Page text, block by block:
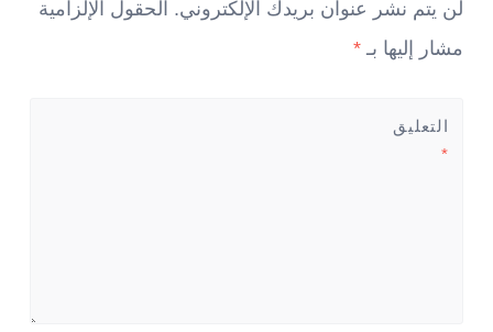
لن يتم نشر عنوان بريدك الإلكتروني. الحقول الإلزامية
مشار إليها بـ *
التعليق
*